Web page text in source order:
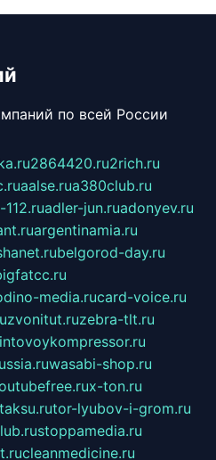
по всей России
2864420.ru2rich.ru
aalse.rua380club.ru
adler-jun.ruadonyev.ru
argentinamia.ru
belgorod-day.ru
media.rucard-voice.ru
zvonitut.ruzebra-tlt.ru
wasabi-shop.ru
x-ton.ru
taksu.rutor-lyubov-i-grom.ru
stoppamedia.ru
cleanmedicine.ru